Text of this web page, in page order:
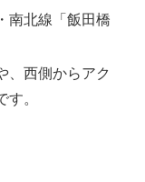
南北線「飯田橋
、西側からアク
。